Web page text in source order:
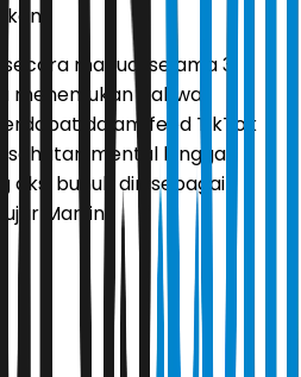
manual selama 3
menemukan bahwa
dalam feed TikTok
mental hingga
aksi bunuh diri sebagai
Martin.